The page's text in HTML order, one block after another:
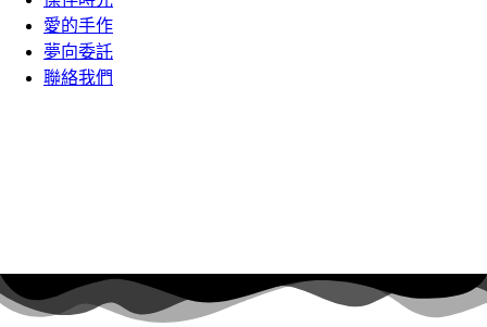
愛的手作
夢向委託
聯絡我們